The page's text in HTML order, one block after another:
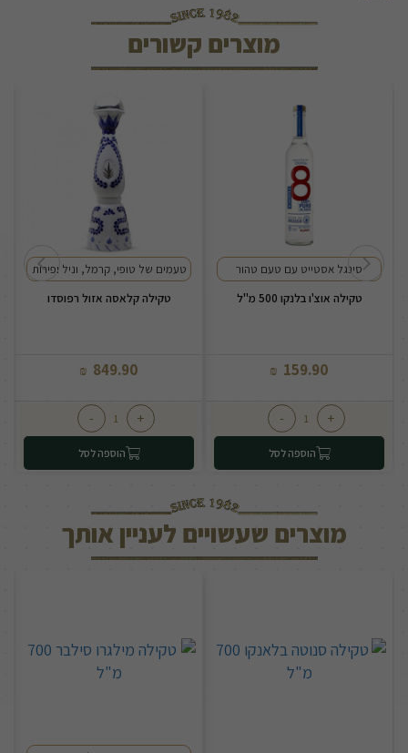
מוצרים קשורים
סינגל אסטייט עם טעם טהור
טקילה אוצ'ו בלנקו 500 מ"ל
159.90
₪
+
-
הוספה לסל
טעמים של טופי, קרמל, וניל ופירות
טקילה קלאסה אזול רפוסדו
849.90
₪
+
-
הוספה לסל
מוצרים שעשויים לעניין אותך